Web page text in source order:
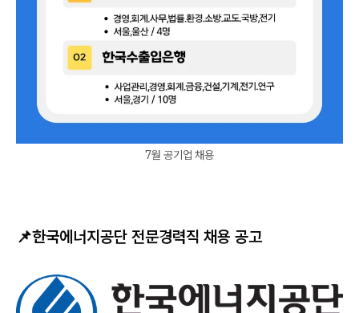
7월 공기업 채용
📌한국에너지공단 전문경력직 채용 공고